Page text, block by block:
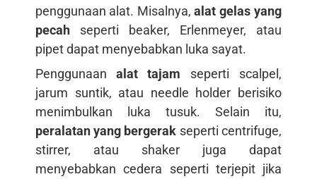
penggunaan alat. Misalnya, alat gelas yang
pecah seperti beaker, Erlenmeyer, atau
pipet dapat menyebabkan luka sayat.
Penggunaan alat tajam seperti scalpel,
jarum suntik, atau needle holder berisiko
menimbulkan luka tusuk. Selain itu,
peralatan yang bergerak seperti centrifuge,
stirrer, atau shaker juga dapat
menyebabkan cedera seperti terjepit jika